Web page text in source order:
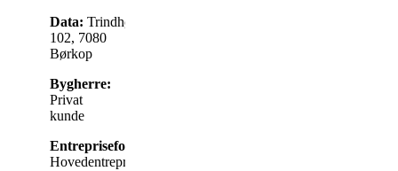
Data: Trindhøjvej
102, 7080
Børkop
Bygherre:
Privat
kunde
Entrepriseform:
Hovedentreprise